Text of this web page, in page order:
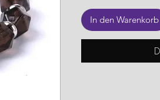
In den Warenkorb